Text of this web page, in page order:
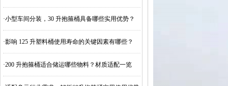
·小型车间分装，30 升抱箍桶具备哪些实用优势？
·影响 125 升塑料桶使用寿命的关键因素有哪些？
·200 升抱箍桶适合储运哪些物料？材质适配一览